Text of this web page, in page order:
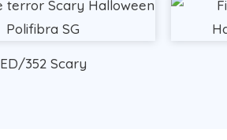
ED/352 Scary